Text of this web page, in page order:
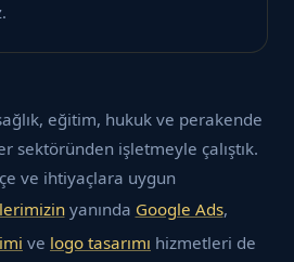
eğitim, hukuk ve perakende
sektöründen işletmeyle çalıştık.
ve ihtiyaçlara uygun
yanında Google Ads,
ve logo tasarımı hizmetleri de